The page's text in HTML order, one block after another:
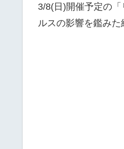
3/8(日)開催予定の
ルスの影響を鑑みた